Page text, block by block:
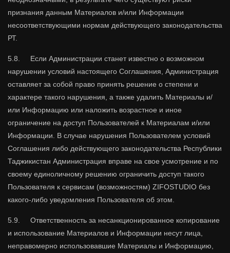
признания данным Материалов и/или Информации
несоответствующими нормам действующего законодательства
РТ.
5.8. Если Администрации станет известно о возможном
нарушении условий настоящего Соглашения, Администрация
оставляет за собой право принять решение о степени и
характере такого нарушения, а также удалить Материалы и/
или Информацию или наложить возрастное и иное
ограничение на доступ Пользователей к Материалам и/или
Информации. В случае нарушения Пользователем условий
Соглашения либо действующего законодательства Республики
Таджикистан Администрация вправе на свое усмотрение и по
своему единоличному решению ограничить доступ такого
Пользователя к сервисам (возможностям) ZIFOSTUDIO без
какого-либо уведомления Пользователя об этом.
5.9. Ответственность за несанкционированное копирование
и использование Материалов и Информации несут лица,
неправомерно использовавшие Материалы и Информацию,